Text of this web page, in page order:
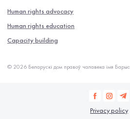
Human rights advocacy
Human rights education
Capacity building
© 2026 Беларускі дом правоў чалавека імя
Privacy policy